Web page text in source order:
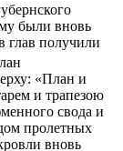
были вновь
глав получили
«План и
и трапезою
свода и
пролетных
вновь